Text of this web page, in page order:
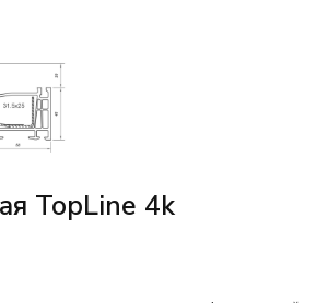
TopLine 4k